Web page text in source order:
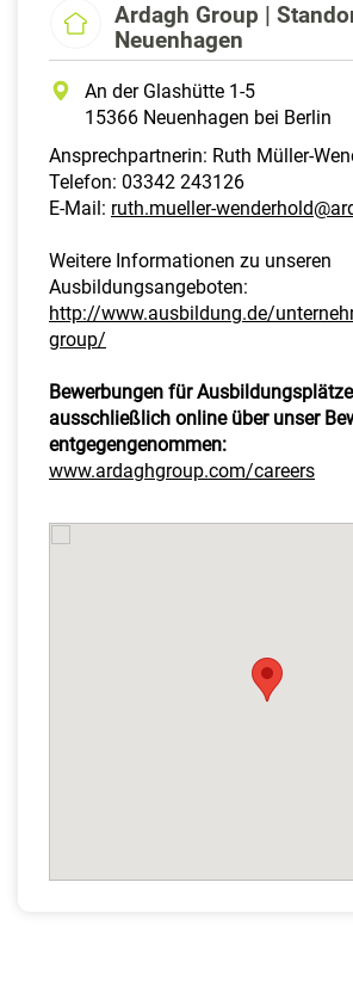
Ardagh Group |
Neuenhagen
An der Glashütte 1-5
15366 Neuenhagen bei Berlin
Ansprechpartnerin: Ruth Müller-
Telefon: 03342 243126
E-Mail: ruth.mueller-
Weitere Informationen zu unseren
Ausbildungsangeboten:
http://www.ausbildung.de/
group/
Bewerbungen für
ausschließlich online über unser
entgegengenommen:
www.ardaghgroup.com/careers